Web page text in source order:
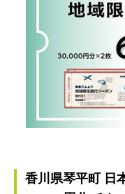
香川県琴平町 日